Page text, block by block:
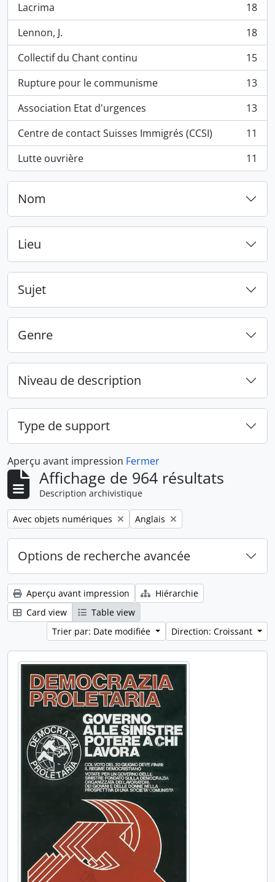
Lacrima
, 18 résultats
18
Lennon, J.
, 18 résultats
18
Collectif du Chant continu
, 15 résultats
15
Rupture pour le communisme
, 13 résultats
13
Association Etat d'urgences
, 13 résultats
13
Centre de contact Suisses Immigrés (CCSI)
, 11 résultats
11
Lutte ouvrière
, 11 résultats 11
Nom
Lieu
Sujet
Genre
Niveau de description
Type de support
Aperçu avant impression Fermer
Affichage de 964 résultats
Description archivistique
Remove filter:
Avec objets numériques Remove filter:
Anglais
Options de recherche avancée
Aperçu avant impression
Hiérarchie
Card view
Table view
Trier par: Date modifiée
Direction: Croissant